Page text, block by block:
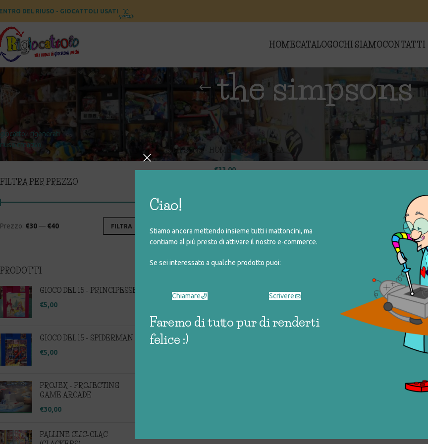
Ciao!
Stiamo ancora mettendo insieme tutti i mattoncini, ma
contiamo al più presto di attivare il nostro e-commerce.
Se sei interessato a qualche prodotto puoi:
Chiamare Scrivere
Faremo di tutto pur di renderti
felice :)
DEL RIUSO - GIOCATTOLI USATI
HOMECATALOGOCHI SIAMOCONTATTI
the simpsons
giocattoli rigenerati
riuso creativo
FILTRA PER PREZZO
FILTRA
Prezzo: €30— €40
PRODOTTI
GIOCO DEL 15 - PRINCIPESSE
€5,00
GIOCO DEL 15 - SPIDERMAN
€5,00
PROJEX - PROJECTING
GAME ARCADE
€30,00
PALLINE CLIC-CLAC
Home Prodotti taggati “the simpsons” Show
SIMPSONS – HOMER, MARGE, LISA
€33,00